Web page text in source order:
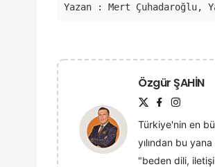
Yazan : Mert Çuhadaroğlu,
Özgür ŞAHİN
Türkiye'nin en
yılından bu
"beden dili,